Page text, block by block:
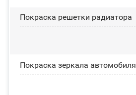
Покраска решетки радиатора
Покраска зеркала автомобиля